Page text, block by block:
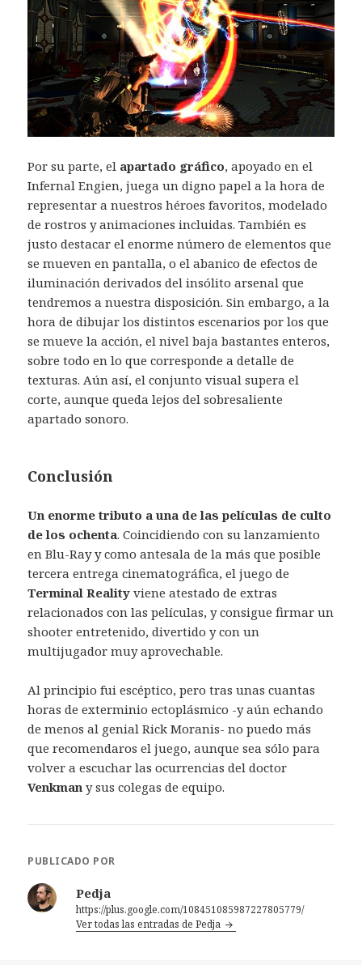
Por su parte, el apartado gráfico, apoyado en el
Infernal Engien, juega un digno papel a la hora de
representar a nuestros héroes favoritos, modelado
de rostros y animaciones incluidas. También es
justo destacar el enorme número de elementos que
se mueven en pantalla, o el abanico de efectos de
iluminación derivados del insólito arsenal que
tendremos a nuestra disposición. Sin embargo, a la
hora de dibujar los distintos escenarios por los que
se mueve la acción, el nivel baja bastantes enteros,
sobre todo en lo que corresponde a detalle de
texturas. Aún así, el conjunto visual supera el
corte, aunque queda lejos del sobresaliente
apartado sonoro.
Conclusión
Un enorme tributo a una de las películas de culto
de los ochenta. Coincidiendo con su lanzamiento
en Blu-Ray y como antesala de la más que posible
tercera entrega cinematográfica, el juego de
Terminal Reality viene atestado de extras
relacionados con las películas, y consigue firmar un
shooter entretenido, divertido y con un
multijugador muy aprovechable.
Al principio fui escéptico, pero tras unas cuantas
horas de exterminio ectoplásmico -y aún echando
de menos al genial Rick Moranis- no puedo más
que recomendaros el juego, aunque sea sólo para
volver a escuchar las ocurrencias del doctor
Venkman y sus colegas de equipo.
PUBLICADO POR
Pedja
https://plus.google.com/108451085987227805779/
Ver todas las entradas de Pedja